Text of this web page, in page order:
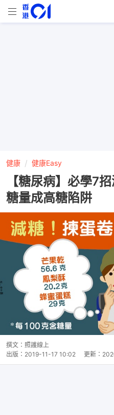
健康 健康Easy
【糖尿病】必學7
糖量成高糖陷阱
撰文： 照護線上
出版： 2019-11-17 10:02 更新：